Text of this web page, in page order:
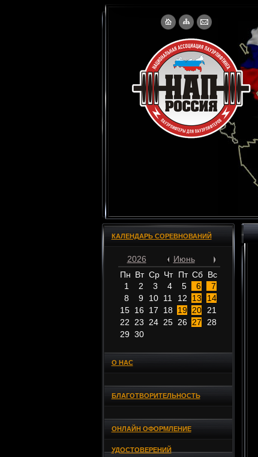
КАЛЕНДАРЬ СОРЕВНОВАНИЙ
2026
Июнь
Пн Вт Ср Чт Пт Сб Вс
1
2 3 4 5 6
7
8
9 10 11 12 13
14
15 16 17 18 19 20
21
22
23 24 25 26 27
28
29 30
О НАС
БЛАГОТВОРИТЕЛЬНОСТЬ
ОНЛАЙН ОФОРМЛЕНИЕ
УДОСТОВЕРЕНИЙ